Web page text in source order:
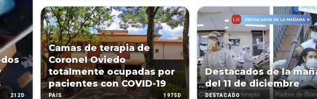
212D
Camas de terapia de
Coronel Oviedo
totalmente ocupadas por
pacientes con COVID-19
PAÍS 1975D
Destacados de la
del 11 de diciembre
DESTACADO